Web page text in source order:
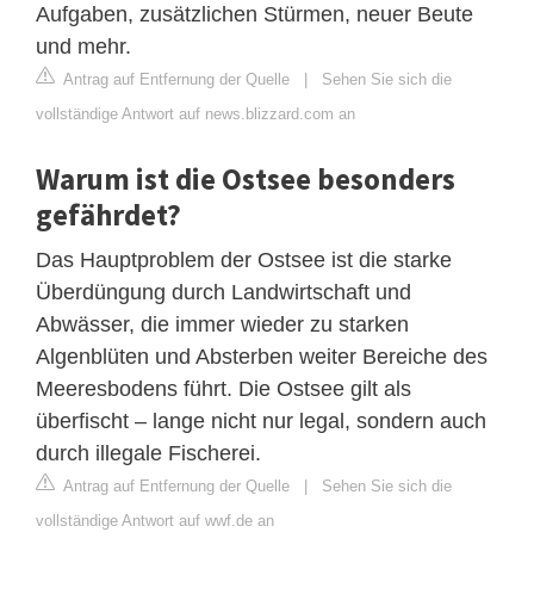
Aufgaben, zusätzlichen Stürmen, neuer Beute
und mehr.
Antrag auf Entfernung der Quelle | Sehen Sie sich die
vollständige Antwort auf news.blizzard.com an
Warum ist die Ostsee besonders
gefährdet?
Das Hauptproblem der Ostsee ist die starke
Überdüngung durch Landwirtschaft und
Abwässer, die immer wieder zu starken
Algenblüten und Absterben weiter Bereiche des
Meeresbodens führt. Die Ostsee gilt als
überfischt – lange nicht nur legal, sondern auch
durch illegale Fischerei.
Antrag auf Entfernung der Quelle | Sehen Sie sich die
vollständige Antwort auf wwf.de an